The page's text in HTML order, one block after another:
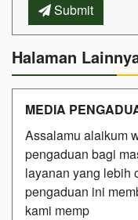
Submit
Halaman
MEDIA
Assalamu alaikum
pengaduan bagi
layanan yang lebih
pengaduan ini
kami memp